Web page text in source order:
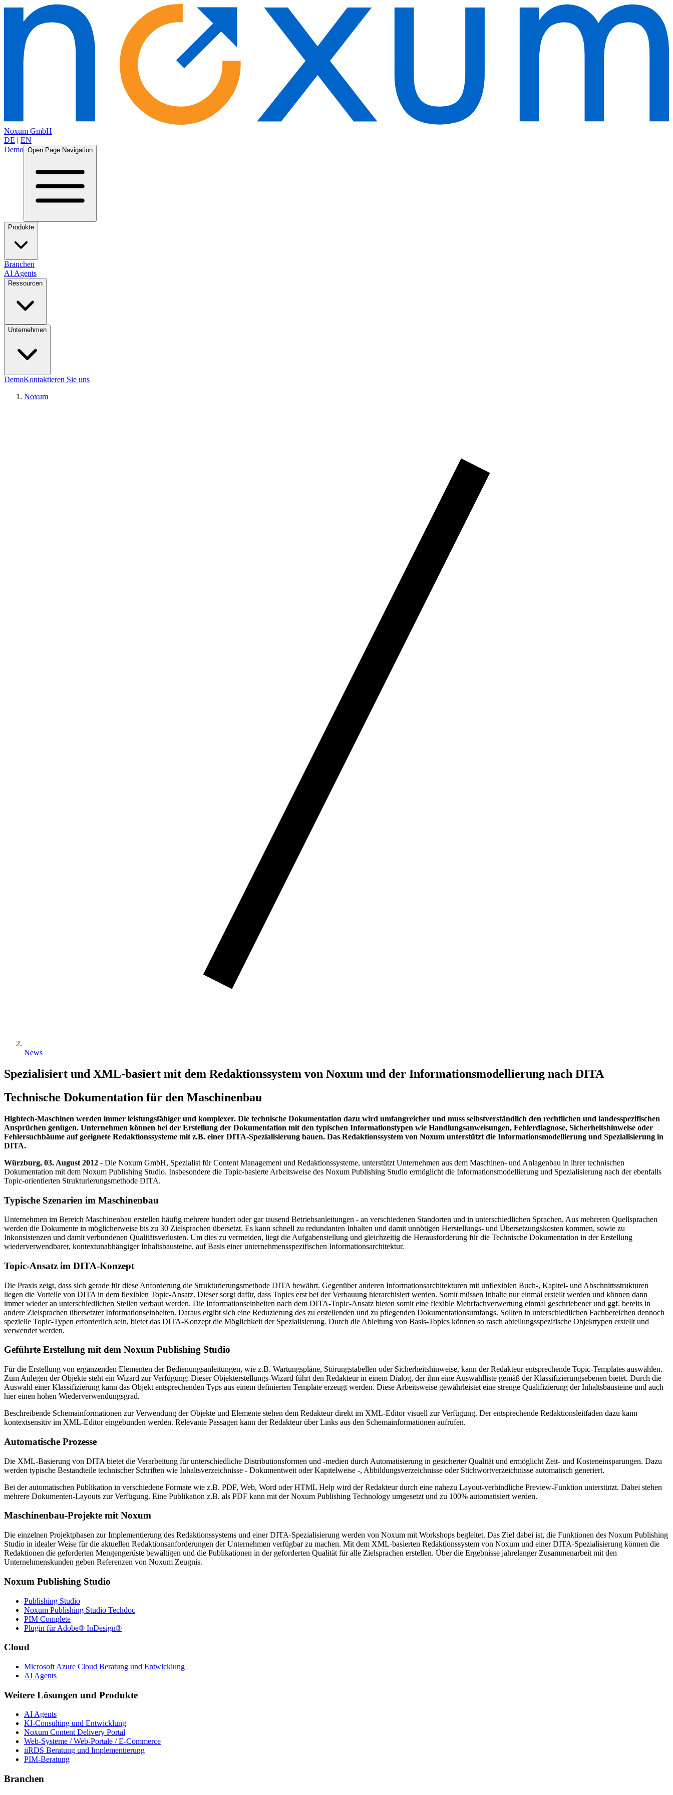
Noxum GmbH
DE | EN
Demo Open Page Navigation
Produkte
Branchen
AI Agents
Ressourcen
Unternehmen
DemoKontaktieren Sie uns
Noxum
News
Spezialisiert und XML-basiert mit dem Redaktionssystem von Noxum und der Informations­modellierung nach DITA
Technische Dokumentation für den Maschinenbau
Hightech-Maschinen werden immer leistungsfähiger und komplexer. Die technische Dokumentation dazu wird umfangreicher und muss selbstverständlich den rechtlichen und landesspezifischen
Ansprüchen genügen. Unternehmen können bei der Erstellung der Dokumentation mit den typischen Informationstypen wie Handlungsanweisungen, Fehlerdiagnose, Sicherheitshinweise oder
Fehlersuchbäume auf geeignete Redaktionssysteme mit z.B. einer DITA‑Spezialisierung bauen. Das Redaktionssystem von Noxum unterstützt die Informations­modellierung und Spezialisierung in
DITA.
Würzburg, 03. August 2012 - Die Noxum GmbH, Spezialist für Content Management und Redaktionssysteme, unterstützt Unternehmen aus dem Maschinen- und Anlagenbau in ihrer technischen
Dokumentation mit dem Noxum Publishing Studio. Insbesondere die Topic‑basierte Arbeitsweise des Noxum Publishing Studio ermöglicht die Informationsmodellierung und Spezialisierung nach der ebenfalls
Topic-orientierten Strukturierungsmethode DITA.
Typische Szenarien im Maschinenbau
Unternehmen im Bereich Maschinenbau erstellen häufig mehrere hundert oder gar tausend Betriebsanleitungen - an verschiedenen Standorten und in unterschiedlichen Sprachen. Aus mehreren Quellsprachen
werden die Dokumente in möglicherweise bis zu 30 Zielsprachen übersetzt. Es kann schnell zu redundanten Inhalten und damit unnötigen Herstellungs- und Übersetzungskosten kommen, sowie zu
Inkonsistenzen und damit verbundenen Qualitätsverlusten. Um dies zu vermeiden, liegt die Aufgabenstellung und gleichzeitig die Herausforderung für die Technische Dokumentation in der Erstellung
wiederverwendbarer, kontextunabhängiger Inhaltsbausteine, auf Basis einer unternehmensspezifischen Informationsarchitektur.
Topic-Ansatz im DITA-Konzept
Die Praxis zeigt, dass sich gerade für diese Anforderung die Strukturierungsmethode DITA bewährt. Gegenüber anderen Informationsarchitekturen mit unflexiblen Buch-, Kapitel- und Abschnittsstrukturen
liegen die Vorteile von DITA in dem flexiblen Topic-Ansatz. Dieser sorgt dafür, dass Topics erst bei der Verbauung hierarchisiert werden. Somit müssen Inhalte nur einmal erstellt werden und können dann
immer wieder an unterschiedlichen Stellen verbaut werden. Die Informationseinheiten nach dem DITA‑Topic‑Ansatz bieten somit eine flexible Mehrfachverwertung einmal geschriebener und ggf. bereits in
andere Zielsprachen übersetzter Informationseinheiten. Daraus ergibt sich eine Reduzierung des zu erstellenden und zu pflegenden Dokumentationsumfangs. Sollten in unterschiedlichen Fachbereichen dennoch
spezielle Topic-Typen erforderlich sein, bietet das DITA-Konzept die Möglichkeit der Spezialisierung. Durch die Ableitung von Basis-Topics können so rasch abteilungsspezifische Objekttypen erstellt und
verwendet werden.
Geführte Erstellung mit dem Noxum Publishing Studio
Für die Erstellung von ergänzenden Elementen der Bedienungsanleitungen, wie z.B. Wartungspläne, Störungstabellen oder Sicherheitshinweise, kann der Redakteur entsprechende Topic-Templates auswählen.
Zum Anlegen der Objekte steht ein Wizard zur Verfügung: Dieser Objekterstellungs-Wizard führt den Redakteur in einem Dialog, der ihm eine Auswahlliste gemäß der Klassifizierungsebenen bietet. Durch die
Auswahl einer Klassifizierung kann das Objekt entsprechenden Typs aus einem definierten Template erzeugt werden. Diese Arbeitsweise gewährleistet eine strenge Qualifizierung der Inhaltsbausteine und auch
hier einen hohen Wiederverwendungsgrad.
Beschreibende Schemainformationen zur Verwendung der Objekte und Elemente stehen dem Redakteur direkt im XML‑Editor visuell zur Verfügung. Der entsprechende Redaktionsleitfaden dazu kann
kontextsensitiv im XML‑Editor eingebunden werden. Relevante Passagen kann der Redakteur über Links aus den Schemainformationen aufrufen.
Automatische Prozesse
Die XML-Basierung von DITA bietet die Verarbeitung für unterschiedliche Distributionsformen und -medien durch Automatisierung in gesicherter Qualität und ermöglicht Zeit- und Kosteneinsparungen. Dazu
werden typische Bestandteile technischer Schriften wie Inhaltsverzeichnisse - Dokumentweit oder Kapitelweise -, Abbildungsverzeichnisse oder Stichwortverzeichnisse automatisch generiert.
Bei der automatischen Publikation in verschiedene Formate wie z.B. PDF, Web, Word oder HTML Help wird der Redakteur durch eine nahezu Layout-verbindliche Preview-Funktion unterstützt. Dabei stehen
mehrere Dokumenten-Layouts zur Verfügung. Eine Publikation z.B. als PDF kann mit der Noxum Publishing Technology umgesetzt und zu 100% automatisiert werden.
Maschinenbau-Projekte mit Noxum
Die einzelnen Projektphasen zur Implementierung des Redaktionssystems und einer DITA‑Spezialisierung werden von Noxum mit Workshops begleitet. Das Ziel dabei ist, die Funktionen des Noxum Publishing
Studio in idealer Weise für die aktuellen Redaktionsanforderungen der Unternehmen verfügbar zu machen. Mit dem XML-basierten Redaktionssystem von Noxum und einer DITA‑Spezialisierung können die
Redaktionen die geforderten Mengengerüste bewältigen und die Publikationen in der geforderten Qualität für alle Zielsprachen erstellen. Über die Ergebnisse jahrelanger Zusammenarbeit mit den
Unternehmenskunden geben Referenzen von Noxum Zeugnis.
Noxum Publishing Studio
Publishing Studio
Noxum Publishing Studio Techdoc
PIM Complete
Plugin für Adobe® InDesign®
Cloud
Microsoft Azure Cloud Beratung und Entwicklung
AI Agents
Weitere Lösungen und Produkte
AI Agents
KI-Consulting und Entwicklung
Noxum Content Delivery Portal
Web-Systeme / Web-Portale / E-Commerce
iiRDS Beratung und Implementierung
PIM-Beratung
Branchen